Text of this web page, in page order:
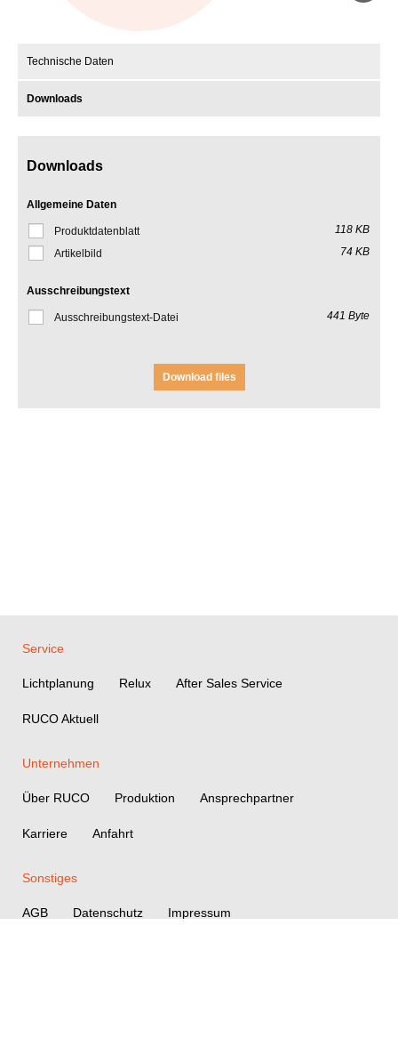
Technische Daten
Downloads
Downloads
Allgemeine Daten
Produktdatenblatt
118 KB
Artikelbild
74 KB
Ausschreibungstext
Ausschreibungstext-Datei 441 Byte
Download files
Service
Lichtplanung Relux After Sales Service
RUCO Aktuell
Unternehmen
Über RUCO Produktion Ansprechpartner
Karriere Anfahrt
Sonstiges
AGB Datenschutz Impressum